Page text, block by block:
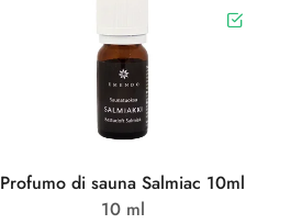
Profumo di sauna Salmiac 10ml
10 ml